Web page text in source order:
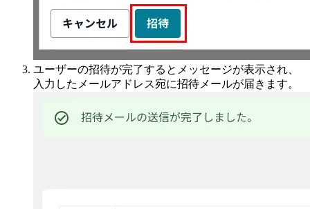
ユーザーの招待が完了するとメッセージが表示され、
入力したメールアドレス宛に招待メールが届きます。